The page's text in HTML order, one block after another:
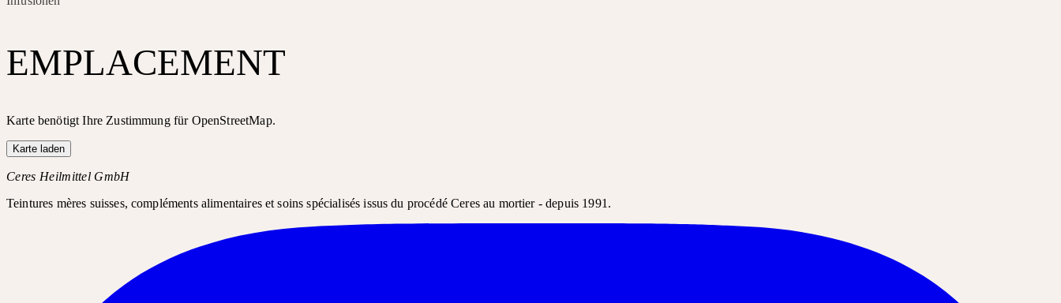
EMPLACEMENT
Karte benötigt Ihre Zustimmung für OpenStreetMap.
Karte laden
Ceres Heilmittel GmbH
Teintures mères suisses, compléments alimentaires et soins spécialisés issus du procédé Ceres au mortier - depuis 1991.